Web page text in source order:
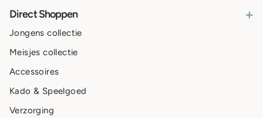
Direct Shoppen +
Jongens collectie
Meisjes collectie
Accessoires
Kado & Speelgoed
Verzorging